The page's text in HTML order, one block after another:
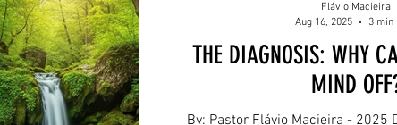
THE DIAGNOSIS: WHY
MIND
By: Pastor Flávio Macieira - 2025
Flávio Macieira
Aug 16, 2025
3 min